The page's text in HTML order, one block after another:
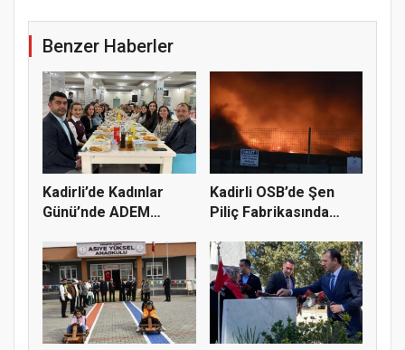
Benzer Haberler
Kadirli’de Kadınlar
Günü’nde ADEM
Kadirli OSB’de Şen
Piliç Fabrikasında